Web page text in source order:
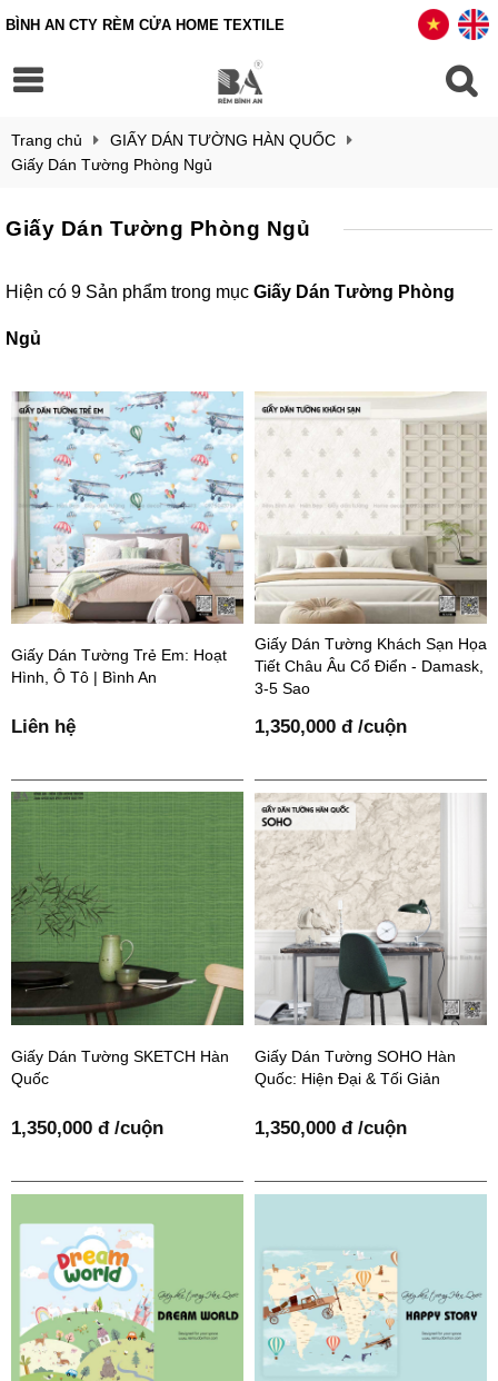
BÌNH AN CTY RÈM CỬA HOME TEXTILE
Trang chủ
GIẤY DÁN TƯỜNG HÀN QUỐC
Giấy Dán Tường Phòng Ngủ
Giấy Dán Tường Phòng Ngủ
Hiện có 9 Sản phẩm trong mục Giấy Dán Tường Phòng
Ngủ
Giấy Dán Tường Trẻ Em: Hoạt
Hình, Ô Tô | Bình An
Liên hệ
Giấy Dán Tường Khách Sạn Họa
Tiết Châu Âu Cổ Điển - Damask,
3-5 Sao
1,350,000 đ /cuộn
Giấy Dán Tường SKETCH Hàn
Quốc
1,350,000 đ /cuộn
Giấy Dán Tường SOHO Hàn
Quốc: Hiện Đại & Tối Giản
1,350,000 đ /cuộn